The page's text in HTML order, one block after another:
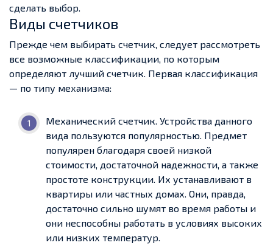
сделать выбор.
Виды счетчиков
Прежде чем выбирать счетчик, следует рассмотреть
все возможные классификации, по которым
определяют лучший счетчик. Первая классификация
— по типу механизма:
Механический счетчик. Устройства данного
вида пользуются популярностью. Предмет
популярен благодаря своей низкой
стоимости, достаточной надежности, а также
простоте конструкции. Их устанавливают в
квартиры или частных домах. Они, правда,
достаточно сильно шумят во время работы и
они неспособны работать в условиях высоких
или низких температур.